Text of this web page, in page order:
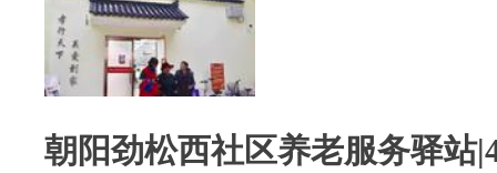
朝阳劲松西社区养老服务驿站